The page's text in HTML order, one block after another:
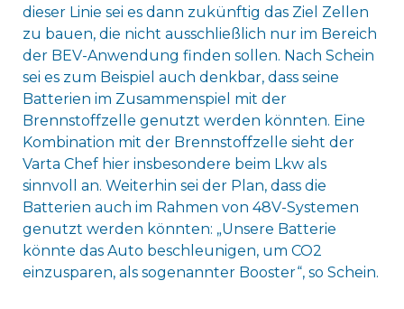
dieser Linie sei es dann zukünftig das Ziel Zellen
zu bauen, die nicht ausschließlich nur im Bereich
der BEV-Anwendung finden sollen. Nach Schein
sei es zum Beispiel auch denkbar, dass seine
Batterien im Zusammenspiel mit der
Brennstoffzelle genutzt werden könnten. Eine
Kombination mit der Brennstoffzelle sieht der
Varta Chef hier insbesondere beim Lkw als
sinnvoll an. Weiterhin sei der Plan, dass die
Batterien auch im Rahmen von 48V-Systemen
genutzt werden könnten: „Unsere Batterie
könnte das Auto beschleunigen, um CO2
einzusparen, als sogenannter Booster“, so Schein.